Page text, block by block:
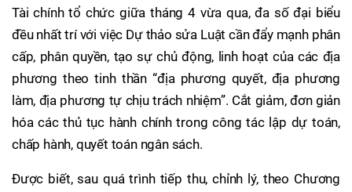
Tài chính tổ chức giữa tháng 4 vừa qua, đa số đại biểu
đều nhất trí với việc Dự thảo sửa Luật cần đẩy mạnh phân
cấp, phân quyền, tạo sự chủ động, linh hoạt của các địa
phương theo tinh thần “địa phương quyết, địa phương
làm, địa phương tự chịu trách nhiệm”. Cắt giảm, đơn giản
hóa các thủ tục hành chính trong công tác lập dự toán,
chấp hành, quyết toán ngân sách.
Được biết, sau quá trình tiếp thu, chỉnh lý, theo Chương